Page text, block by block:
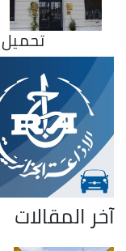
تحميل
آخر المقالات